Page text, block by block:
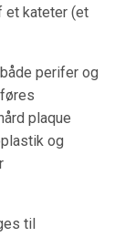
et kateter (et
perifer og
plaque
og
til